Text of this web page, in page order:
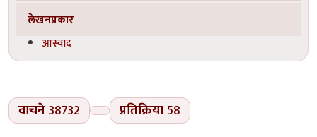
लेखनप्रकार
आस्वाद
वाचने 38732 प्रतिक्रिया58